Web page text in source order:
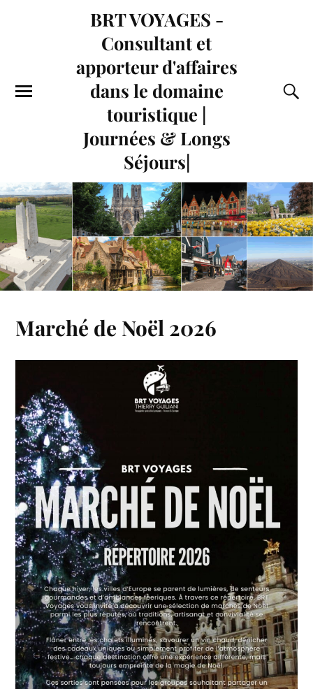
BRT VOYAGES -
Consultant et
apporteur d'affaires
dans le domaine
touristique |
Journées & Longs
Séjours|
Marché de Noël 2026